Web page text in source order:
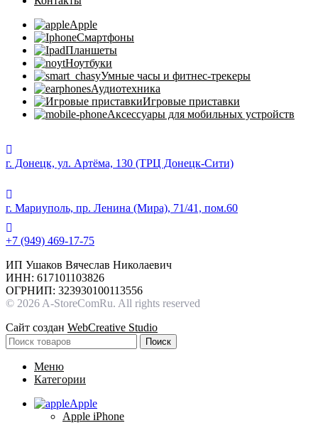
Apple
Смартфоны
Планшеты
Ноутбуки
Умные часы и фитнес-трекеры
Аудиотехника
Игровые приставки
Аксессуары для мобильных устройств
г. Донецк, ул. Артёма, 130 (ТРЦ Донецк-Сити)
г. Мариуполь, пр. Ленина (Мира), 71/41, пом.60
+7 (949) 469-17-75
ИП Ушаков Вячеслав Николаевич
ИНН: 617101103826
ОГРНИП: 323930100113556
© 2026 A-StoreComRu. All rights reserved
Сайт создан WebCreative Studio
Поиск
Меню
Категории
Apple
Apple iPhone